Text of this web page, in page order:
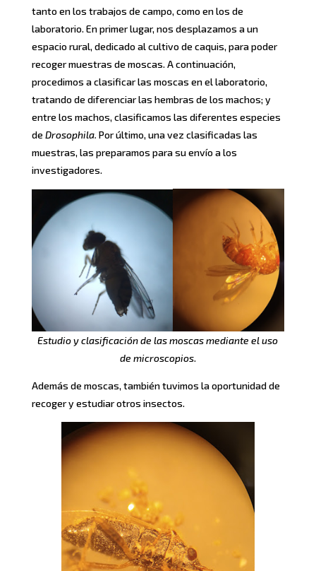
tanto en los trabajos de campo, como en los de
laboratorio. En primer lugar, nos desplazamos a un
espacio rural, dedicado al cultivo de caquis, para poder
recoger muestras de moscas. A continuación,
procedimos a clasificar las moscas en el laboratorio,
tratando de diferenciar las hembras de los machos; y
entre los machos, clasificamos las diferentes especies
de Drosophila. Por último, una vez clasificadas las
muestras, las preparamos para su envío a los
investigadores.
Estudio y clasificación de las moscas mediante el uso
de microscopios.
Además de moscas, también tuvimos la oportunidad de
recoger y estudiar otros insectos.